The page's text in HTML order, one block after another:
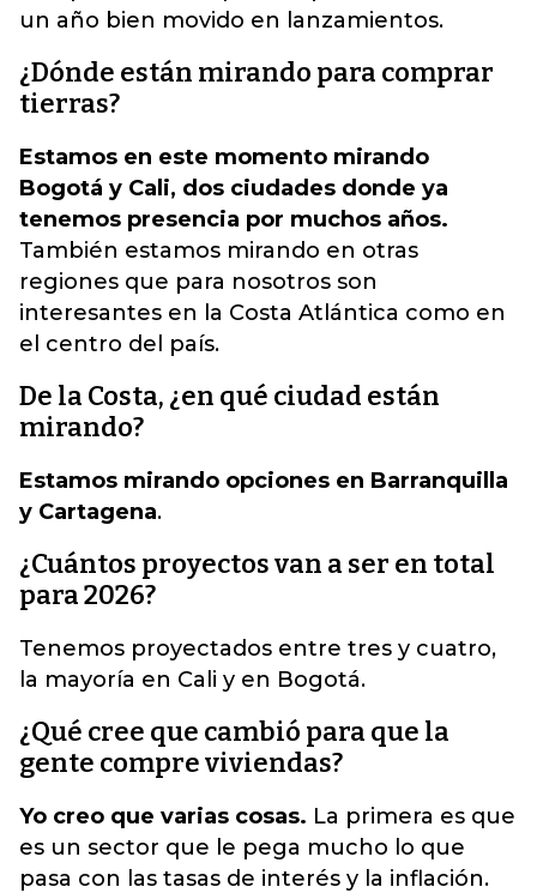
un año bien movido en lanzamientos.
¿Dónde están mirando para comprar
tierras?
Estamos en este momento mirando
Bogotá y Cali, dos ciudades donde ya
tenemos presencia por muchos años.
También estamos mirando en otras
regiones que para nosotros son
interesantes en la Costa Atlántica como en
el centro del país.
De la Costa, ¿en qué ciudad están
mirando?
Estamos mirando opciones en Barranquilla
y Cartagena.
¿Cuántos proyectos van a ser en total
para 2026?
Tenemos proyectados entre tres y cuatro,
la mayoría en Cali y en Bogotá.
¿Qué cree que cambió para que la
gente compre viviendas?
Yo creo que varias cosas. La primera es que
es un sector que le pega mucho lo que
pasa con las tasas de interés y la inflación.